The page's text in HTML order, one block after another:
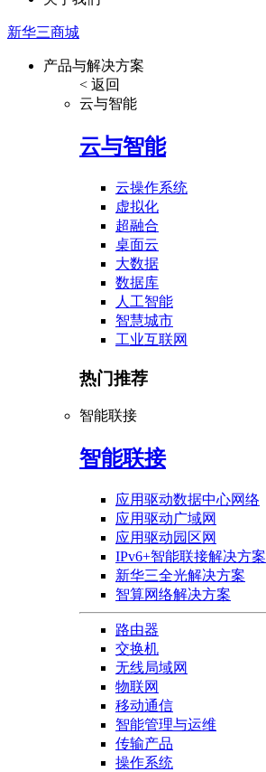
新华三商城
产品与解决方案
< 返回
云与智能
云与智能
云操作系统
虚拟化
超融合
桌面云
大数据
数据库
人工智能
智慧城市
工业互联网
热门推荐
智能联接
智能联接
应用驱动数据中心网络
应用驱动广域网
应用驱动园区网
IPv6+智能联接解决方案
新华三全光解决方案
智算网络解决方案
路由器
交换机
无线局域网
物联网
移动通信
智能管理与运维
传输产品
操作系统